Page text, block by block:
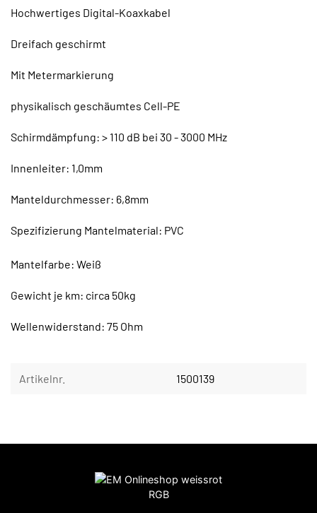
Hochwertiges Digital-Koaxkabel
Dreifach geschirmt
Mit Metermarkierung
physikalisch geschäumtes Cell-PE
Schirmdämpfung: > 110 dB bei 30 - 3000 MHz
Innenleiter: 1,0mm
Manteldurchmesser: 6,8mm
Spezifizierung Mantelmaterial: PVC
Mantelfarbe: Weiß
Gewicht je km: circa 50kg
Wellenwiderstand: 75 Ohm
Artikelnr. 1500139